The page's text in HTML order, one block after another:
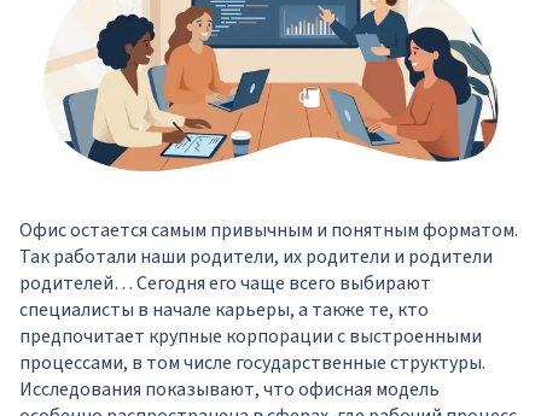
Офис остается самым привычным и понятным форматом.
Так работали наши родители, их родители и родители
родителей… Сегодня его чаще всего выбирают
специалисты в начале карьеры, а также те, кто
предпочитает крупные корпорации с выстроенными
процессами, в том числе государственные структуры.
Исследования показывают, что офисная модель